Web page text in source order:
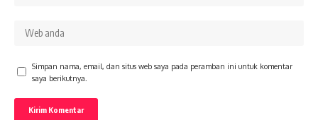
Simpan nama, email, dan situs web saya pada peramban ini untuk komentar
saya berikutnya.